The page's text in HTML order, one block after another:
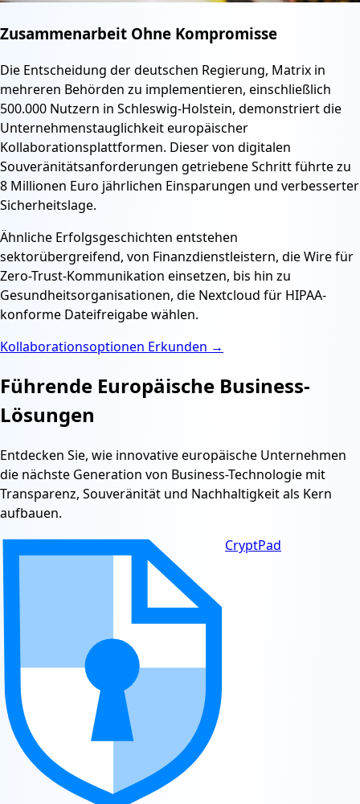
Zusammenarbeit Ohne Kompromisse
Die Entscheidung der deutschen Regierung, Matrix in
mehreren Behörden zu implementieren, einschließlich
500.000 Nutzern in Schleswig-Holstein, demonstriert die
Unternehmenstauglichkeit europäischer
Kollaborationsplattformen. Dieser von digitalen
Souveränitätsanforderungen getriebene Schritt führte zu
8 Millionen Euro jährlichen Einsparungen und verbesserter
Sicherheitslage.
Ähnliche Erfolgsgeschichten entstehen
sektorübergreifend, von Finanzdienstleistern, die Wire für
Zero-Trust-Kommunikation einsetzen, bis hin zu
Gesundheitsorganisationen, die Nextcloud für HIPAA-
konforme Dateifreigabe wählen.
Kollaborationsoptionen Erkunden →
Führende Europäische Business-
Lösungen
Entdecken Sie, wie innovative europäische Unternehmen
die nächste Generation von Business-Technologie mit
Transparenz, Souveränität und Nachhaltigkeit als Kern
aufbauen.
CryptPad